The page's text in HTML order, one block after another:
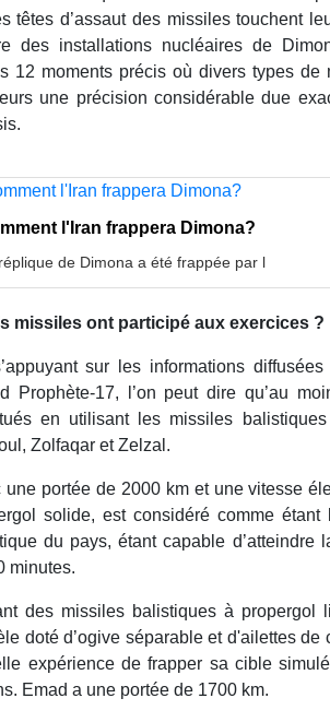
têtes d’assaut des missiles touchent
des installations nucléaires de
12 moments précis où divers types
une précision considérable due
l'Iran frappera Dimona?
de Dimona a été frappée par l
missiles ont participé aux exercices ?
sur les informations
Prophète-17, l’on peut dire qu’au
en utilisant les missiles
Zolfaqar et Zelzal.
une portée de 2000 km et une vitesse
solide, est considéré comme étant
du pays, étant capable d’atteindre
minutes.
des missiles balistiques à propergol
doté d’ogive séparable et d'ailettes
expérience de frapper sa cible
Emad a une portée de 1700 km.